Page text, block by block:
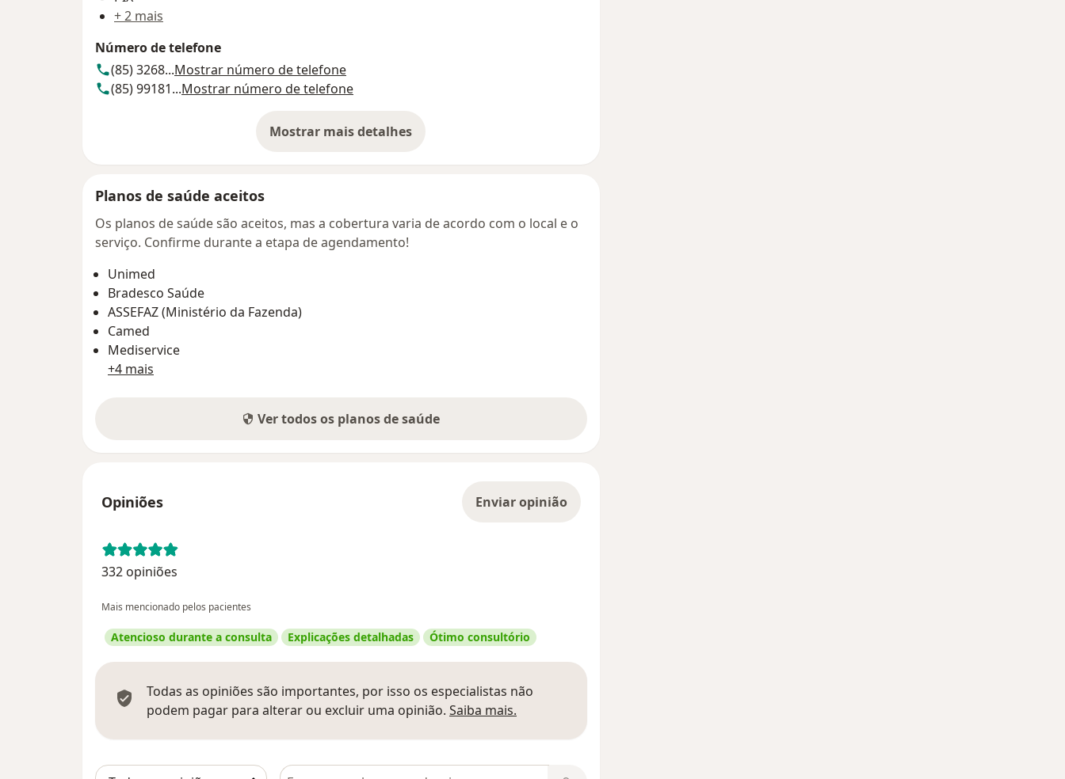
+ 2 mais
Número de telefone
(85) 3268...Mostrar número de telefone
(85) 99181...Mostrar número de telefone
Mostrar mais detalhes
sobre o endereço
Planos de saúde aceitos
Os planos de saúde são aceitos, mas a cobertura varia de acordo com o local e o
serviço. Confirme durante a etapa de agendamento!
Unimed
Bradesco Saúde
ASSEFAZ (Ministério da Fazenda)
Camed
Mediservice
+4 mais
Ver todos os planos de saúde
Opiniões Enviar opinião
332 opiniões
Mais mencionado pelos pacientes
Atencioso durante a consulta Explicações detalhadas Ótimo consultório
Todas as opiniões são importantes, por isso os especialistas não
podem pagar para alterar ou excluir uma opinião. Saiba mais.
Pesquisar em opiniões